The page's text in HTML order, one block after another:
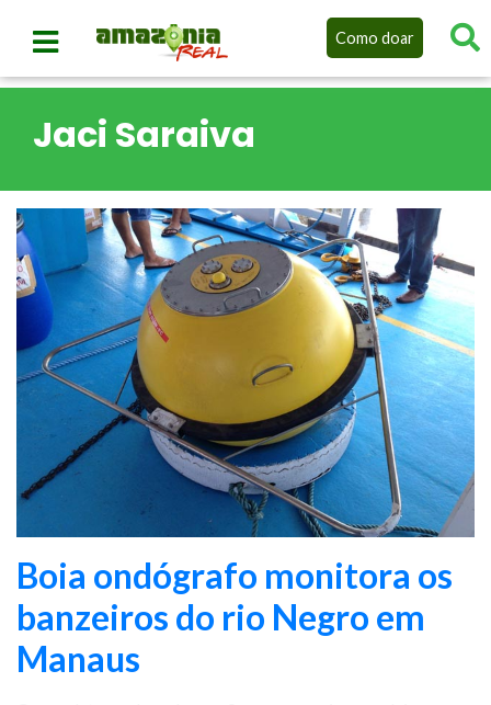
Como doar
Jaci Saraiva
Boia ondógrafo monitora os
banzeiros do rio Negro em
Manaus